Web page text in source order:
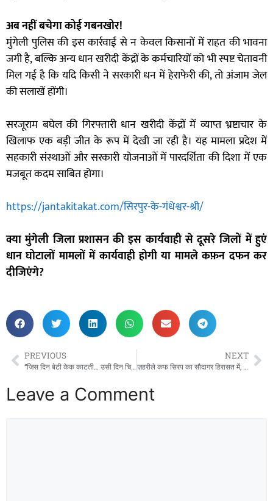
अब नहीं बचेगा कोई गबनखोर!
मुंगेली पुलिस की इस कार्रवाई से न केवल किसानों में राहत की भावना
जगी है, बल्कि अन्य धान खरीदी केंद्रों के कर्मचारियों को भी स्पष्ट चेतावनी
मिल गई है कि यदि किसी ने सरकारी धन में हेराफेरी की, तो अंजाम जेल
की सलाखें होंगी।
सरजूराम बघेल की गिरफ्तारी धान खरीदी केंद्रों में व्याप्त भ्रष्टाचार के
खिलाफ एक बड़ी जीत के रूप में देखी जा रही है। यह मामला प्रदेश में
सहकारी संस्थाओं और सरकारी योजनाओं में पारदर्शिता की दिशा में एक
मजबूत कदम साबित होगा।
https://jantakitakat.com/सिरपुर-के-गंधेश्वर-श्री/
क्या मुंगेली जिला प्रशासन की इस कार्यवाही से दूसरे जिलों में हुएं
धान घोटालों मामलों में कार्यवाही होगी या मामले कफ़न दफन कर
दीजिएंगे?
PREVIOUS
“जिस दिन बेटी केक काटती… उसी दिन चिता पर सजा जन्मदिन — पिता ने चिता पर काटा केक, रो पड़ा पूरा मुक्तिधाम”
NEXT
ज़हरीले कफ सिरप का सौदागर हिरासत में, मध्य प्रदेश पुलिस की बड़ी कामयाबी से मचा भूचाल।
Leave a Comment